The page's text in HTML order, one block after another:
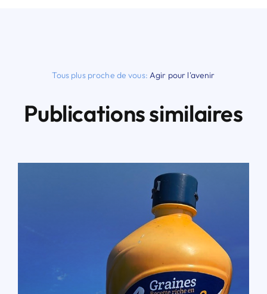
Tous plus proche de vous: Agir pour l'avenir
Publications similaires